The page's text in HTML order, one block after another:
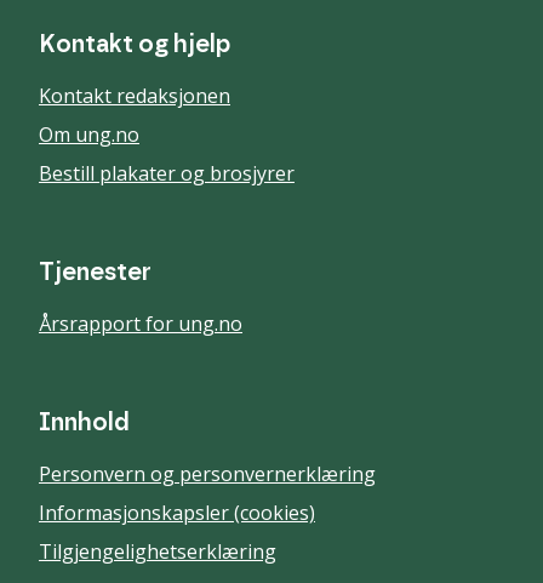
Kontakt og hjelp
Kontakt redaksjonen
Om ung.no
Bestill plakater og brosjyrer
Tjenester
Årsrapport for ung.no
Innhold
Personvern og personvernerklæring
Informasjonskapsler (cookies)
Tilgjengelighetserklæring